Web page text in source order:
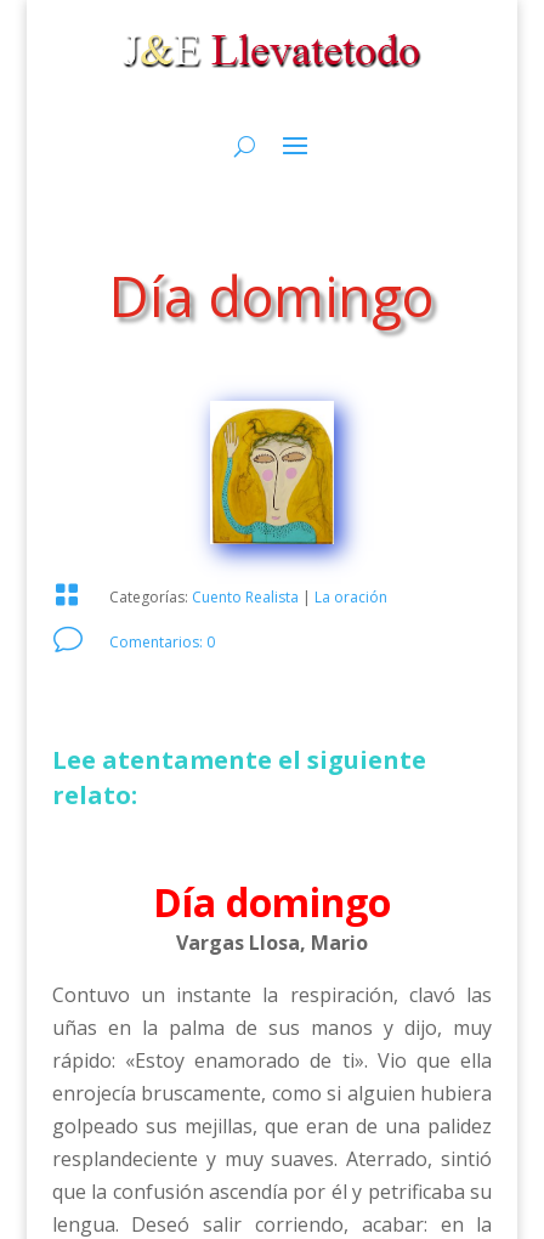
Día domingo
 Categorías: Cuento Realista | La oración
v Comentarios: 0
Lee atentamente el siguiente
relato:
Día domingo
Vargas Llosa, Mario
Contuvo un instante la respiración, clavó las
uñas en la palma de sus manos y dijo, muy
rápido: «Estoy enamorado de ti». Vio que ella
enrojecía bruscamente, como si alguien hubiera
golpeado sus mejillas, que eran de una palidez
resplandeciente y muy suaves. Aterrado, sintió
que la confusión ascendía por él y petrificaba su
lengua. Deseó salir corriendo, acabar: en la